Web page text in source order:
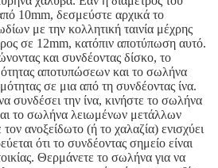
10mm, δεσμεύστε αρχικά το
με την κολλητική ταινία μέχρης
σε 12mm, κατόπιν αποτύπωση αυτό.
και συνδέοντας δίσκο, το
αποτυπώσεων και το σωλήνα
σε μια από τη συνδέοντας ίνα.
συνδέσει την ίνα, κινήστε το σωλήνα
το σωλήνα λειωμένων μετάλλων
ανοξείδωτο (ή το χαλαζία) ενισχύει
ότι το συνδέοντας σημείο είναι
Θερμάνετε το σωλήνα για να